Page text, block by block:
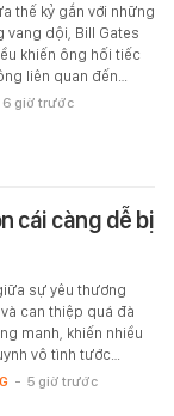
thế kỷ gắn với những
vang dội, Bill Gates
khiến ông hối tiếc
liên quan đến…
6 giờ trước
cái càng dễ bị
sự yêu thương
can thiệp quá đà
manh, khiến nhiều
vô tình tước…
- 5 giờ trước